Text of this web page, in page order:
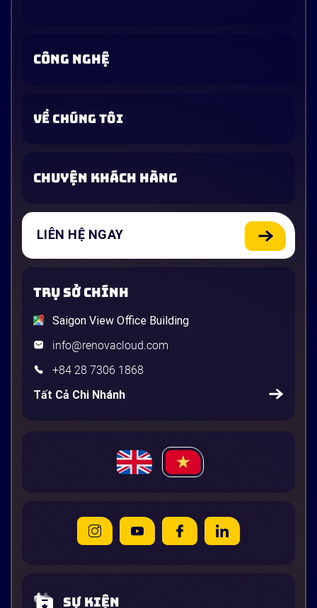
CÔNG NGHỆ
VỀ CHÚNG TÔI
CHUYỆN KHÁCH HÀNG
LIÊN HỆ NGAY
TRỤ SỞ CHÍNH
Saigon View Office Building
info@renovacloud.com
+84 28 7306 1868
Tất Cả Chi Nhánh
Sự kiện